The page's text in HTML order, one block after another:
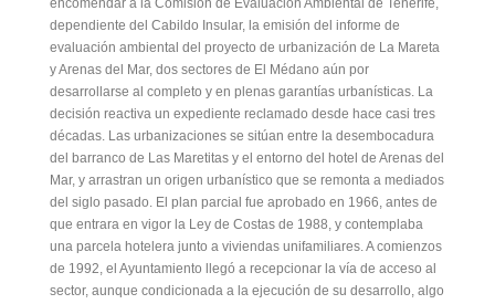
encomendar a la Comisión de Evaluación Ambiental de Tenerife,
dependiente del Cabildo Insular, la emisión del informe de
evaluación ambiental del proyecto de urbanización de La Mareta
y Arenas del Mar, dos sectores de El Médano aún por
desarrollarse al completo y en plenas garantías urbanísticas. La
decisión reactiva un expediente reclamado desde hace casi tres
décadas. Las urbanizaciones se sitúan entre la desembocadura
del barranco de Las Maretitas y el entorno del hotel de Arenas del
Mar, y arrastran un origen urbanístico que se remonta a mediados
del siglo pasado. El plan parcial fue aprobado en 1966, antes de
que entrara en vigor la Ley de Costas de 1988, y contemplaba
una parcela hotelera junto a viviendas unifamiliares. A comienzos
de 1992, el Ayuntamiento llegó a recepcionar la vía de acceso al
sector, aunque condicionada a la ejecución de su desarrollo, algo